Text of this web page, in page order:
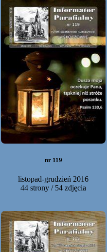
nr 119
listopad-grudzień 2016
44 strony / 54 zdjęcia